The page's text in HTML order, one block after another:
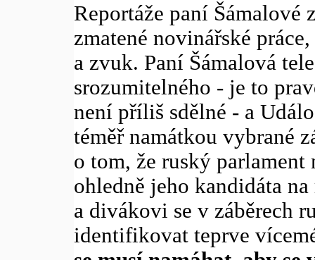
Reportáže paní
zmatené novinářské
a zvuk. Paní Šámalová
srozumitelného - je to
není příliš sdělné - a
téměř namátkou vybrané
o tom, že ruský parlament
ohledně jeho kandidáta
a divákovi se v záběrech
identifikovat teprve